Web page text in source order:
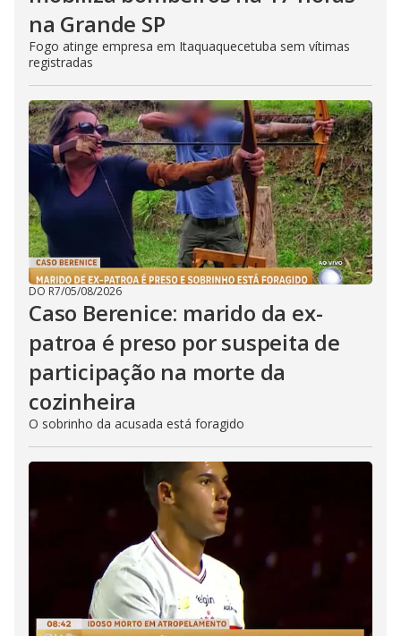
na Grande SP
Fogo atinge empresa em Itaquaquecetuba sem vítimas
registradas
DO R7/05/08/2026
Caso Berenice: marido da ex-
patroa é preso por suspeita de
participação na morte da
cozinheira
O sobrinho da acusada está foragido